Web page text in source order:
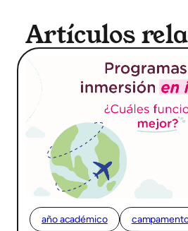
Artículos
año académico